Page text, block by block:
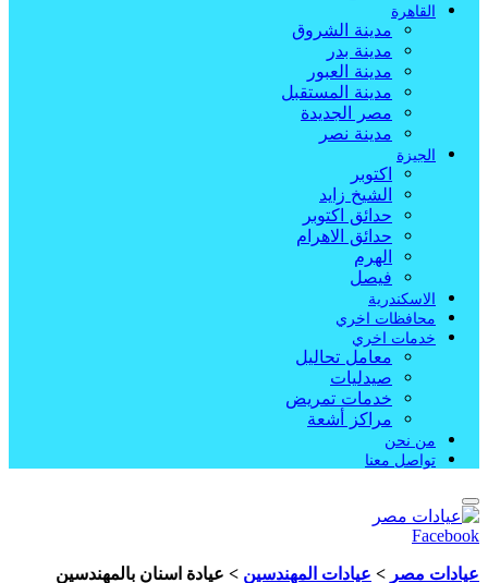
القاهرة
مدينة الشروق
مدينة بدر
مدينة العبور
مدينة المستقبل
مصر الجديدة
مدينة نصر
الجيزة
اكتوبر
الشيخ زايد
حدائق اكتوبر
حدائق الاهرام
الهرم
فيصل
الاسكندرية
محافظات اخري
خدمات اخري
معامل تحاليل
صيدليات
خدمات تمريض
مراكز أشعة
من نحن
تواصل معنا
Facebook
عيادات مصر > عيادات المهندسين > عيادة اسنان بالمهندسين